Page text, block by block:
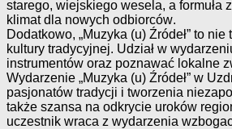
starego, wiejskiego wesela, a formuła
klimat dla nowych odbiorców.
Dodatkowo, „Muzyka (u) Źródeł” to
kultury tradycyjnej. Udział w
instrumentów oraz poznawać lokalne
Wydarzenie „Muzyka (u) Źródeł” w
pasjonatów tradycji i tworzenia
także szansa na odkrycie uroków
uczestnik wraca z wydarzenia